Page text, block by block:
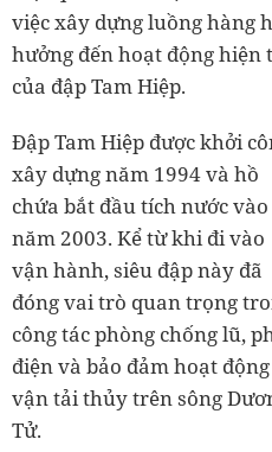
việc xây dựng luồng hàng
hưởng đến hoạt động hiện
của đập Tam Hiệp.
Đập Tam Hiệp được khởi
xây dựng năm 1994 và hồ
chứa bắt đầu tích nước vào
năm 2003. Kể từ khi đi vào
vận hành, siêu đập này đã
đóng vai trò quan trọng
công tác phòng chống lũ,
điện và bảo đảm hoạt động
vận tải thủy trên sông
Tử.